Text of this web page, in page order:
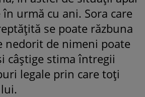
urmă cu ani. Sora care
se poate răzbuna
nedorit de nimeni poate
câștige stima întregii
legale prin care toți